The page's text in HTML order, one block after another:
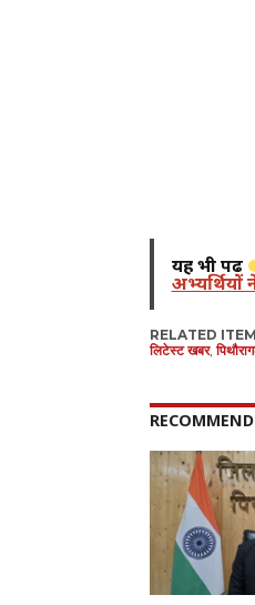
यह भी पढ़ें
अभ्यर्थियों
RELATED
लिटेस्ट खबर,